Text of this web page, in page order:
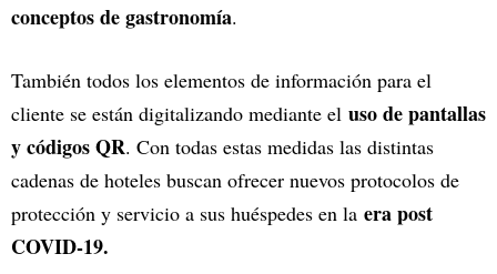
conceptos de gastronomía.
También todos los elementos de información para el
cliente se están digitalizando mediante el uso de pantallas
y códigos QR. Con todas estas medidas las distintas
cadenas de hoteles buscan ofrecer nuevos protocolos de
protección y servicio a sus huéspedes en la era post
COVID-19.